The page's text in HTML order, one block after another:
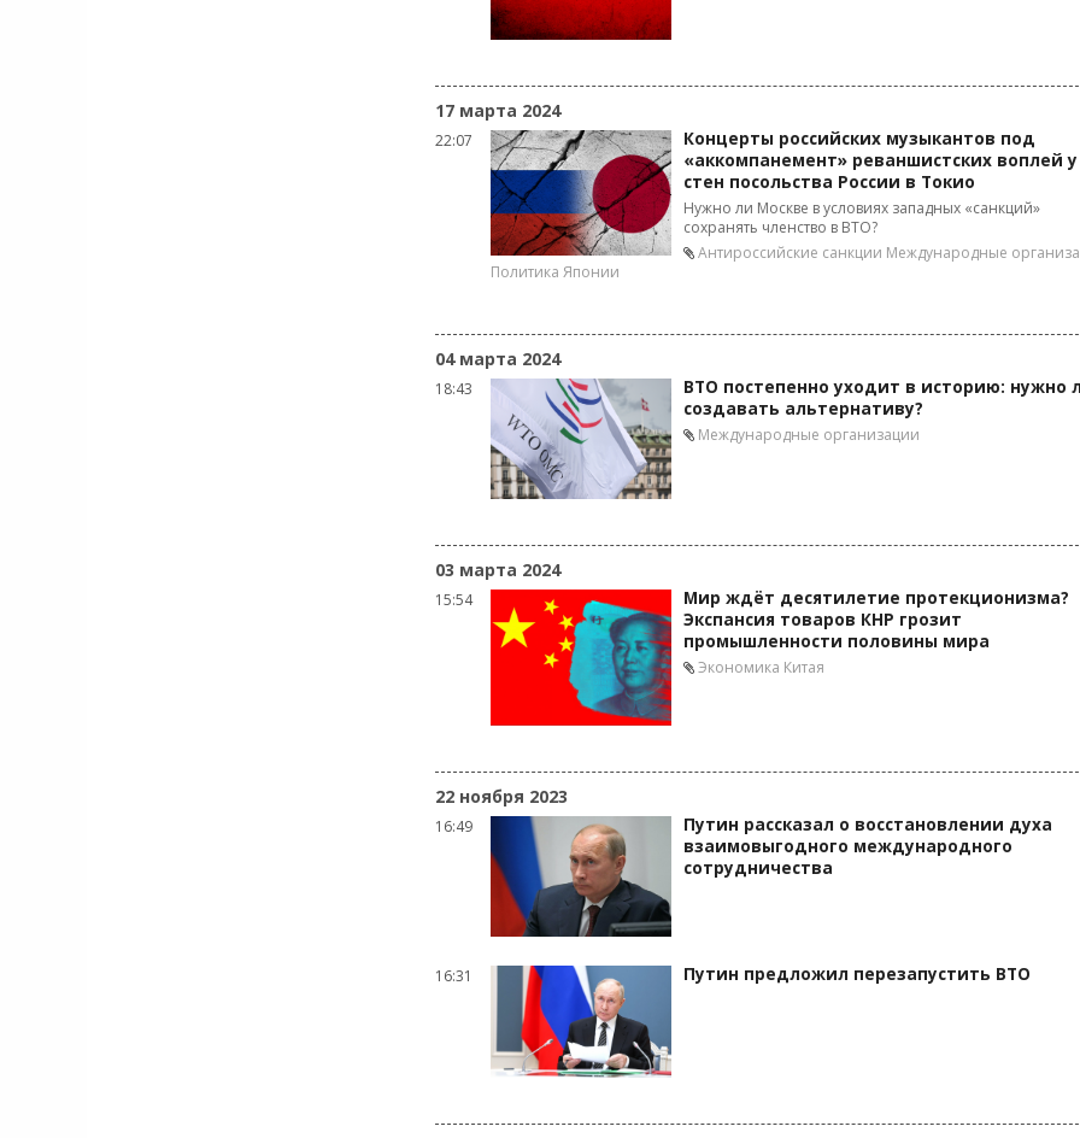
17 марта 2024
22:07
Концерты российских музыкантов под
«аккомпанемент» реваншистских воплей у
стен посольства России в Токио
Нужно ли Москве в условиях западных «санкций»
сохранять членство в ВТО?
Антироссийские санкции Международные
Политика Японии
04 марта 2024
18:43
ВТО постепенно уходит в историю: нужно
создавать альтернативу?
Международные организации
03 марта 2024
15:54
Мир ждёт десятилетие протекционизма?
Экспансия товаров КНР грозит
промышленности половины мира
Экономика Китая
22 ноября 2023
16:49
Путин рассказал о восстановлении духа
взаимовыгодного международного
сотрудничества
16:31 Путин предложил перезапустить ВТО